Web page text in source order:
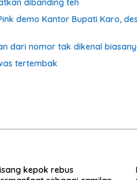
dibanding teh
demo Kantor Bupati Karo,
dari nomor tak dikenal
tertembak
kepok rebus